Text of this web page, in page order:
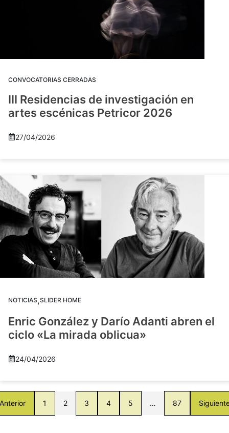
CONVOCATORIAS CERRADAS
III Residencias de investigación en
artes escénicas Petricor 2026
27/04/2026
NOTICIAS,SLIDER HOME
Enric González y Darío Adanti abren el
ciclo «La mirada oblicua»
24/04/2026
1 2 3 4 5 … 87